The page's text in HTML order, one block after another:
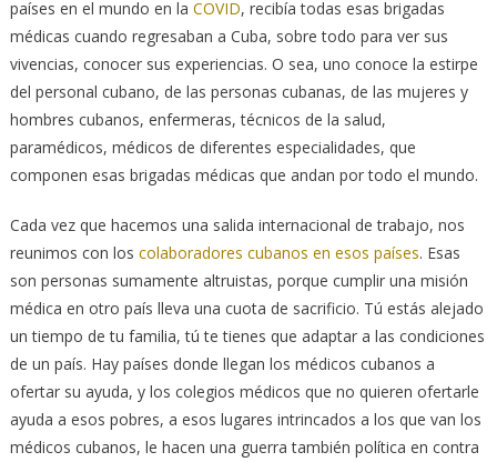
países en el mundo en la COVID, recibía todas esas brigadas
médicas cuando regresaban a Cuba, sobre todo para ver sus
vivencias, conocer sus experiencias. O sea, uno conoce la estirpe
del personal cubano, de las personas cubanas, de las mujeres y
hombres cubanos, enfermeras, técnicos de la salud,
paramédicos, médicos de diferentes especialidades, que
componen esas brigadas médicas que andan por todo el mundo.
Cada vez que hacemos una salida internacional de trabajo, nos
reunimos con los colaboradores cubanos en esos países. Esas
son personas sumamente altruistas, porque cumplir una misión
médica en otro país lleva una cuota de sacrificio. Tú estás alejado
un tiempo de tu familia, tú te tienes que adaptar a las condiciones
de un país. Hay países donde llegan los médicos cubanos a
ofertar su ayuda, y los colegios médicos que no quieren ofertarle
ayuda a esos pobres, a esos lugares intrincados a los que van los
médicos cubanos, le hacen una guerra también política en contra